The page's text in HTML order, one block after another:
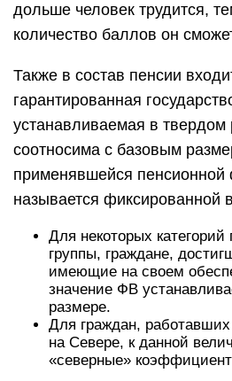
дольше человек трудится,
количество баллов он
Также в состав пенсии
гарантированная
устанавливаемая в
соотносима с базовым
применявшейся
называется фиксированной
Для некоторых
группы, граждане,
имеющие на своем
значение ФВ
размере.
Для граждан,
на Севере, к данной
«северные»